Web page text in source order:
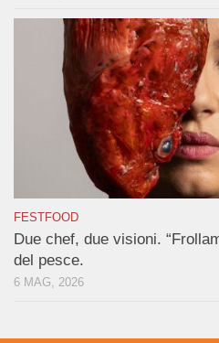
FESTFOOD
Due chef, due visioni.
del pesce.
6 MAG, 2026